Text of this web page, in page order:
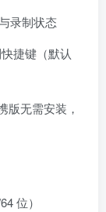
录制状态
捷键（默认
版无需安装，
位）